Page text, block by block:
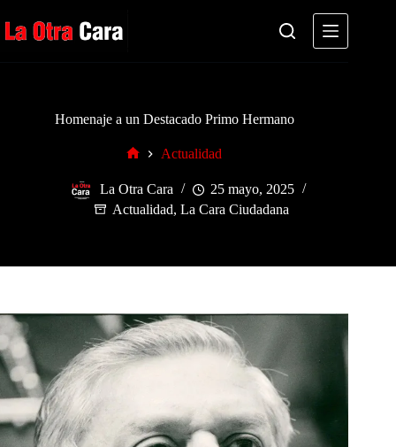
al
contenido
Homenaje a un Destacado Primo Hermano
Actualidad
La Otra Cara
25 mayo, 2025
Actualidad,La Cara Ciudadana